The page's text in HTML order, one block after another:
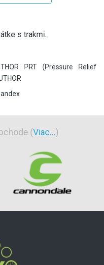
s trakmi.
PRT (Pressure Relief
(Viac...)